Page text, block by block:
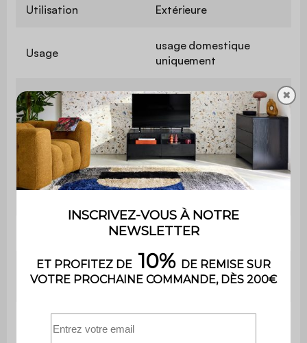
Utilisation Extérieure
Usage
usage domestique
uniquement
Garantie 2 ans
Extérieures hors tout
(débords toit
compris)
277 x 194,5 x 203 cm
(5,29m²)
265 x 179 cm (4,74m²)
Surface nécessaire à
la pose
2,77 x 1,91 m
Fermeture
✖